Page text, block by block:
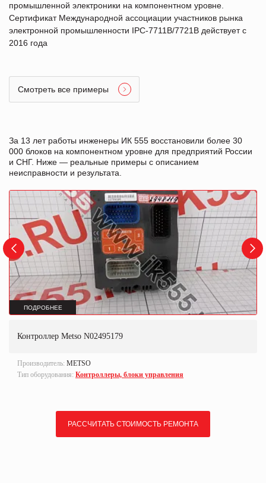
промышленной электроники на компонентном уровне.
Сертификат Международной ассоциации участников рынка
электронной промышленности IPC-7711B/7721B действует с
2016 года
Смотреть все примеры
За 13 лет работы инженеры ИК 555 восстановили более 30
000 блоков на компонентном уровне для предприятий России
и СНГ. Ниже — реальные примеры с описанием
неисправности и результата.
ПОДРОБНЕЕ
Контроллер Metso N02495179
Производитель: METSO
Тип оборудования: Контроллеры, блоки управления
РАССЧИТАТЬ СТОИМОСТЬ РЕМОНТА